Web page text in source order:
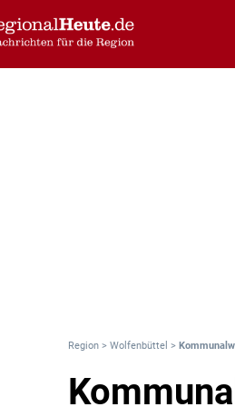
Region > Wolfenbüttel >